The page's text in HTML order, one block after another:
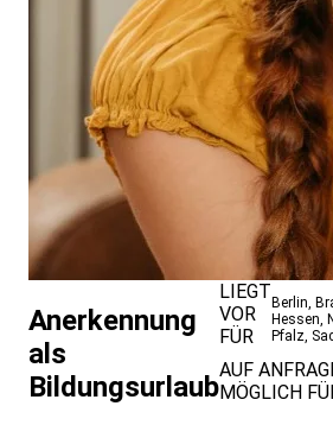
Anerkennung
als
Bildungsurlaub
LIEGT
VOR
FÜR
Berlin,
Hessen,
Pfalz,
AUF
MÖGLICH